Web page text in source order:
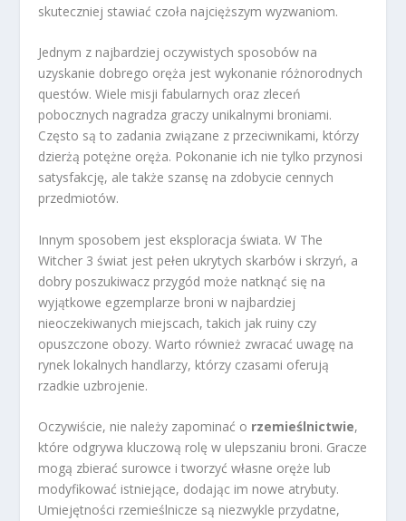
skuteczniej stawiać czoła najcięższym wyzwaniom.
Jednym z najbardziej oczywistych sposobów na
uzyskanie dobrego oręża jest wykonanie różnorodnych
questów. Wiele misji fabularnych oraz zleceń
pobocznych nagradza graczy unikalnymi broniami.
Często są to zadania związane z przeciwnikami, którzy
dzierżą potężne oręża. Pokonanie ich nie tylko przynosi
satysfakcję, ale także szansę na zdobycie cennych
przedmiotów.
Innym sposobem jest eksploracja świata. W The
Witcher 3 świat jest pełen ukrytych skarbów i skrzyń, a
dobry poszukiwacz przygód może natknąć się na
wyjątkowe egzemplarze broni w najbardziej
nieoczekiwanych miejscach, takich jak ruiny czy
opuszczone obozy. Warto również zwracać uwagę na
rynek lokalnych handlarzy, którzy czasami oferują
rzadkie uzbrojenie.
Oczywiście, nie należy zapominać o rzemieślnictwie,
które odgrywa kluczową rolę w ulepszaniu broni. Gracze
mogą zbierać surowce i tworzyć własne oręże lub
modyfikować istniejące, dodając im nowe atrybuty.
Umiejętności rzemieślnicze są niezwykle przydatne,